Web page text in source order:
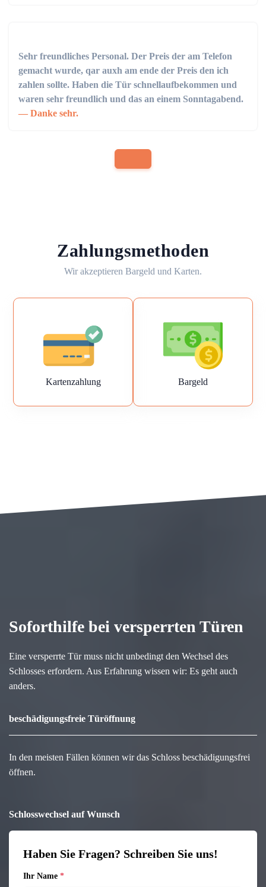
Sehr freundliches Personal. Der Preis der am Telefon
gemacht wurde, qar auxh am ende der Preis den ich
zahlen sollte. Haben die Tür schnellaufbekommen und
waren sehr freundlich und das an einem Sonntagabend.
Danke sehr.
Zahlungsmethoden
Wir akzeptieren Bargeld und Karten.
Kartenzahlung Bargeld
Soforthilfe bei versperrten Türen
Eine versperrte Tür muss nicht unbedingt den Wechsel des
Schlosses erfordern. Aus Erfahrung wissen wir: Es geht auch
anders.
beschädigungsfreie Türöffnung
In den meisten Fällen können wir das Schloss beschädigungsfrei
öffnen.
Schlosswechsel auf Wunsch
Haben Sie Fragen? Schreiben Sie uns!
Ihr Name